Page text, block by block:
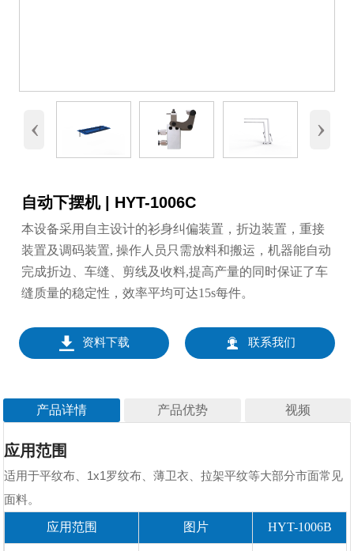
‹ ›
自动下摆机 | HYT-1006C
本设备采用自主设计的衫身纠偏装置，折边装置，重接
装置及调码装置, 操作人员只需放料和搬运，机器能自动
完成折边、车缝、剪线及收料,提高产量的同时保证了车
缝质量的稳定性，效率平均可达15s每件。
 资料下载  联系我们
产品详情 产品优势 视频
应用范围
适用于平纹布、1x1罗纹布、薄卫衣、拉架平纹等大部分市面常见
面料。
应用范围 图片 HYT-1006B
功能特色
✔配备全倒骨功能，可以实现骨位内外无扭骨现象
止口切边大小均匀